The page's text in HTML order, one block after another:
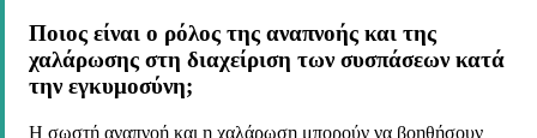
Ποιος είναι ο ρόλος της αναπνοής και της
χαλάρωσης στη διαχείριση των συσπάσεων κατά
την εγκυμοσύνη;
Η σωστή αναπνοή και η χαλάρωση μπορούν να βοηθήσουν